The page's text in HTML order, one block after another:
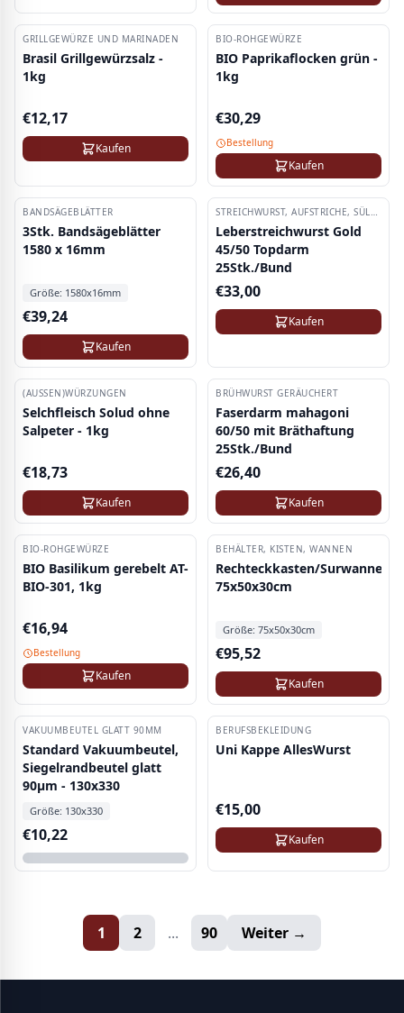
GRILLGEWÜRZE UND MARINADEN
Brasil Grillgewürzsalz -
1kg
€12,17
Kaufen
BIO-ROHGEWÜRZE
BIO Paprikaflocken grün -
1kg
€30,29
Bestellung
Kaufen
BANDSÄGEBLÄTTER
3Stk. Bandsägeblätter
1580 x 16mm
Größe: 1580x16mm
€39,24
Kaufen
STREICHWURST, AUFSTRICHE, SÜLZEN
Leberstreichwurst Gold
45/50 Topdarm
25Stk./Bund
€33,00
Kaufen
(AUSSEN)WÜRZUNGEN
Selchfleisch Solud ohne
Salpeter - 1kg
€18,73
Kaufen
BRÜHWURST GERÄUCHERT
Faserdarm mahagoni
60/50 mit Bräthaftung
25Stk./Bund
€26,40
Kaufen
BIO-ROHGEWÜRZE
BIO Basilikum gerebelt AT-
BIO-301, 1kg
€16,94
Bestellung
Kaufen
BEHÄLTER, KISTEN, WANNEN
Rechteckkasten/Surwanne
75x50x30cm
Größe: 75x50x30cm
€95,52
Kaufen
VAKUUMBEUTEL GLATT 90ΜM
Standard Vakuumbeutel,
Siegelrandbeutel glatt
90µm - 130x330
Größe: 130x330
€10,22
BERUFSBEKLEIDUNG
Uni Kappe AllesWurst
€15,00
Kaufen
1 2 ... 90 Weiter →